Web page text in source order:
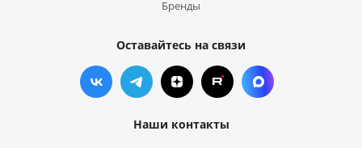
Бренды
Оставайтесь на связи
Наши контакты